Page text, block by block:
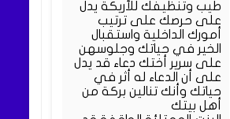
طيب وتنظيفك للأريكة يدل
على حرصك على ترتيب
أمورك الداخلية واستقبال
الخير في حياتك وجلوسهن
على سرير أختك دعاء قد يدل
على أن الدعاء له أثر في
حياتك وأنك تنالين بركة من
أهل بيتك